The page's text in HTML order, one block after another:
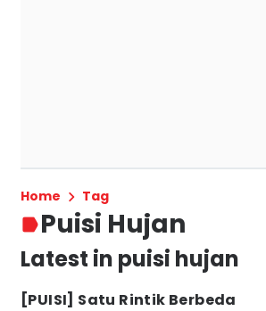
Home Tag
Puisi Hujan
Latest in puisi hujan
[PUISI] Satu Rintik Berbeda